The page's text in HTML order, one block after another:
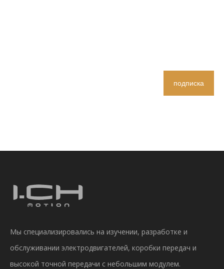
подписка
Мы специализировались на изучении, разработке и
обслуживании электродвигателей, коробки передач и
высокой точной передачи с небольшим модулем.